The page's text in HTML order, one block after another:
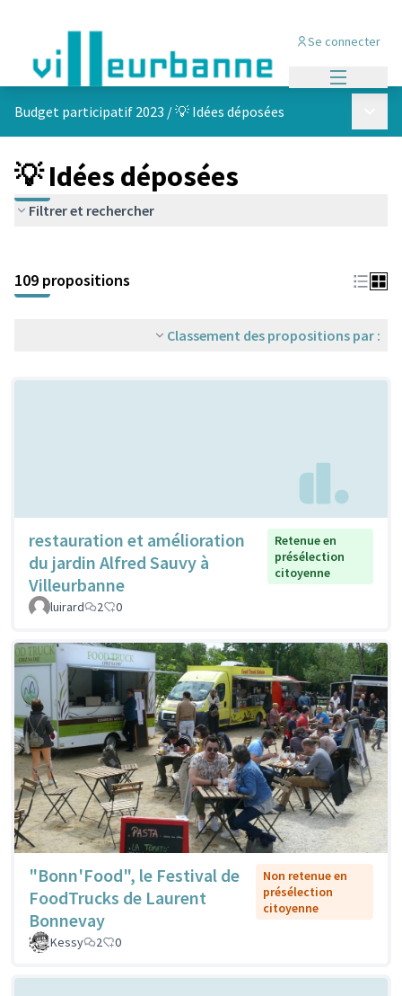
Se connecter
Budget participatif 2023 /💡 Idées déposées
💡 Idées déposées
Filtrer et rechercher
+
−
109 propositions
Classement des propositions par :
restauration et amélioration
du jardin Alfred Sauvy à
Villeurbanne
Retenue en
présélection
citoyenne
luirard 2 0
"Bonn'Food", le Festival de
FoodTrucks de Laurent
Bonnevay
Non retenue en
présélection
citoyenne
Kessy 2 0